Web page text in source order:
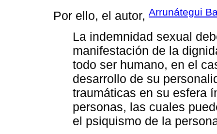
Por ello, el autor, Arrunátegui
La indemnidad sexual
manifestación de la
todo ser humano, en el
desarrollo de su
traumáticas en su esfera
personas, las cuales
el psiquismo de la